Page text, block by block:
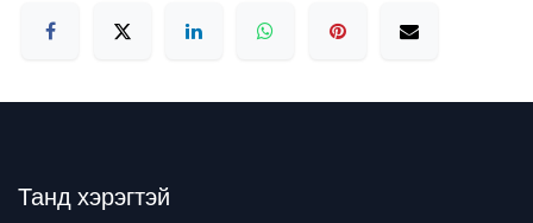
Танд хэрэгтэй